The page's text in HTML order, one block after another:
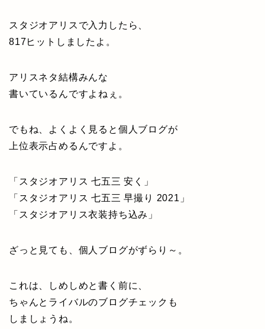
スタジオアリスで入力したら、
817ヒットしましたよ。
アリスネタ結構みんな
書いているんですよねぇ。
でもね、よくよく見ると個人ブログが
上位表示占めるんですよ。
「スタジオアリス 七五三 安く」
「スタジオアリス 七五三 早撮り 2021」
「スタジオアリス衣装持ち込み」
ざっと見ても、個人ブログがずらり～。
これは、しめしめと書く前に、
ちゃんとライバルのブログチェックも
しましょうね。